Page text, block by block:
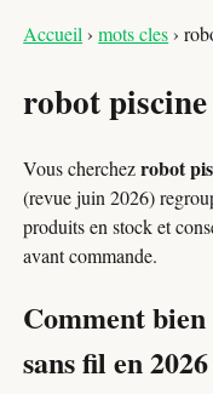
Accueil ›mots cles›
robot
Vous cherchezrobot
(revue juin 2026)
produits en stock et
avant commande.
Comment
sans fil en 2026